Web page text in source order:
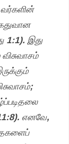
1:1). இது
எனவே,